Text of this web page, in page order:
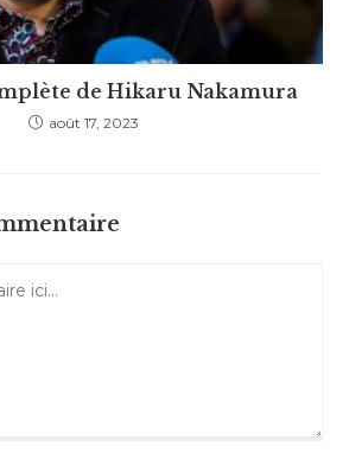
de Hikaru Nakamura
août 17, 2023